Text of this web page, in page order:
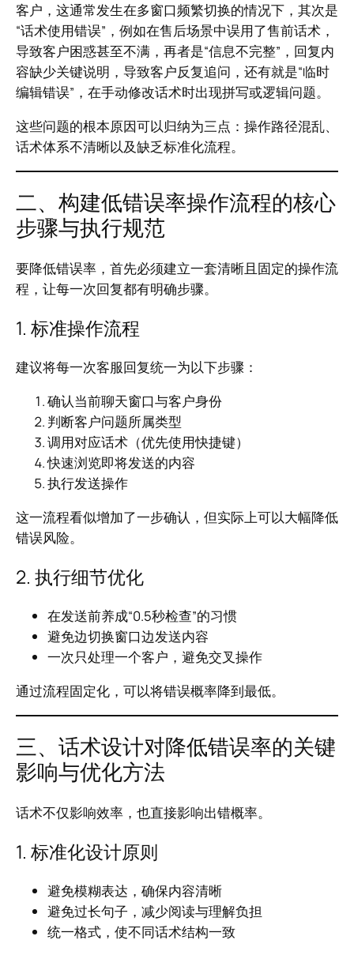
客户，这通常发生在多窗口频繁切换的情况下，其次是
“话术使用错误”，例如在售后场景中误用了售前话术，
导致客户困惑甚至不满，再者是“信息不完整”，回复内
容缺少关键说明，导致客户反复追问，还有就是“临时
编辑错误”，在手动修改话术时出现拼写或逻辑问题。
这些问题的根本原因可以归纳为三点：操作路径混乱、
话术体系不清晰以及缺乏标准化流程。
二、构建低错误率操作流程的核心
步骤与执行规范
要降低错误率，首先必须建立一套清晰且固定的操作流
程，让每一次回复都有明确步骤。
1. 标准操作流程
建议将每一次客服回复统一为以下步骤：
确认当前聊天窗口与客户身份
判断客户问题所属类型
调用对应话术（优先使用快捷键）
快速浏览即将发送的内容
执行发送操作
这一流程看似增加了一步确认，但实际上可以大幅降低
错误风险。
2. 执行细节优化
在发送前养成“0.5秒检查”的习惯
避免边切换窗口边发送内容
一次只处理一个客户，避免交叉操作
通过流程固定化，可以将错误概率降到最低。
三、话术设计对降低错误率的关键
影响与优化方法
话术不仅影响效率，也直接影响出错概率。
1. 标准化设计原则
避免模糊表达，确保内容清晰
避免过长句子，减少阅读与理解负担
统一格式，使不同话术结构一致